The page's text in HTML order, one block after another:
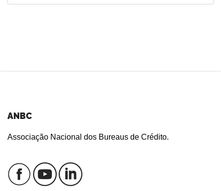
ANBC
Associação Nacional dos Bureaus de Crédito.